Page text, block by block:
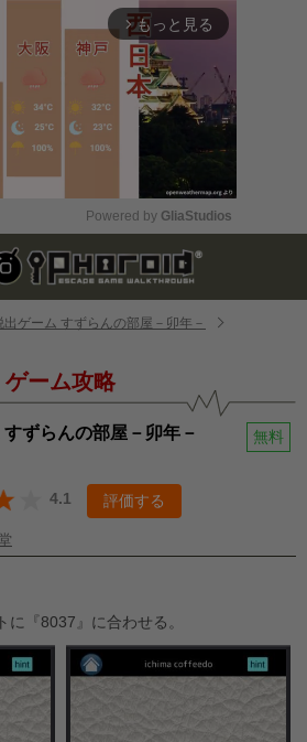
arrow_forward_ios もっと見る
Mute
Powered by GliaStudios
出ゲーム すずらんの部屋－卯年－
ゲーム攻略
ずらんの部屋－卯年－ 無料
4.1 評価する
『8037』に合わせる。